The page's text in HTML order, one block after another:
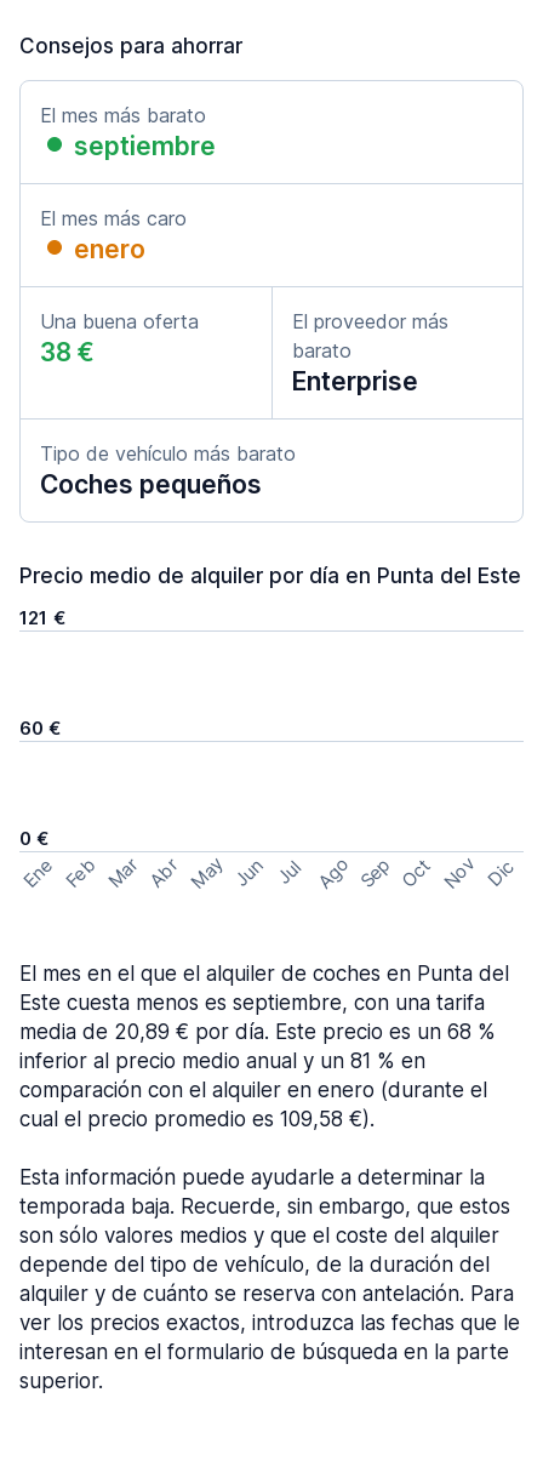
Consejos para ahorrar
El mes más barato
septiembre
El mes más caro
enero
Una buena oferta
38 €
El proveedor más
barato
Enterprise
Tipo de vehículo más barato
Coches pequeños
Precio medio de alquiler por día en Punta del Este
121 €
60 €
0 €
Ene Feb Mar Abr May Jun Jul Ago Sep Oct Nov Dic
El mes en el que el alquiler de coches en Punta del
Este cuesta menos es septiembre, con una tarifa
media de 20,89 € por día. Este precio es un 68 %
inferior al precio medio anual y un 81 % en
comparación con el alquiler en enero (durante el
cual el precio promedio es 109,58 €).
Esta información puede ayudarle a determinar la
temporada baja. Recuerde, sin embargo, que estos
son sólo valores medios y que el coste del alquiler
depende del tipo de vehículo, de la duración del
alquiler y de cuánto se reserva con antelación. Para
ver los precios exactos, introduzca las fechas que le
interesan en el formulario de búsqueda en la parte
superior.